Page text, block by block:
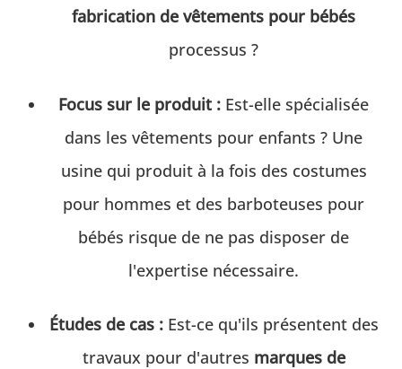
fabrication de vêtements pour bébés
processus ?
Focus sur le produit : Est-elle spécialisée
dans les vêtements pour enfants ? Une
usine qui produit à la fois des costumes
pour hommes et des barboteuses pour
bébés risque de ne pas disposer de
l'expertise nécessaire.
Études de cas :Est-ce qu'ils présentent des
travaux pour d'autres marques de